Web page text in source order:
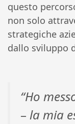
questo
non solo
strategiche
dallo sviluppo
“Ho
– la mia